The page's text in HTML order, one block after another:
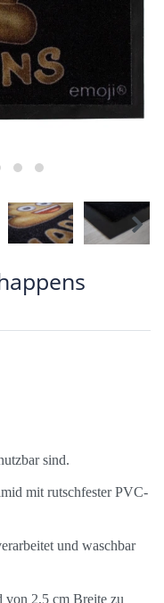
sind.
mit rutschfester PVC-
und waschbar
von 2,5 cm Breite zu